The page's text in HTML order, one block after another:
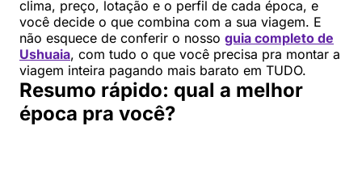
clima, preço, lotação e o perfil de cada época, e
você decide o que combina com a sua viagem. E
não esquece de conferir o nosso guia completo de
Ushuaia, com tudo o que você precisa pra montar a
viagem inteira pagando mais barato em TUDO.
Resumo rápido: qual a melhor
época pra você?